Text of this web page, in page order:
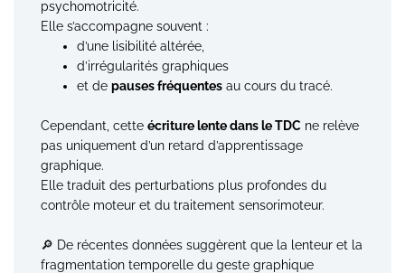
psychomotricité.
Elle s’accompagne souvent :
d’une lisibilité altérée,
d’irrégularités graphiques
et de pauses fréquentes au cours du tracé.
Cependant, cette écriture lente dans le TDC ne relève
pas uniquement d’un retard d’apprentissage
graphique.
Elle traduit des perturbations plus profondes du
contrôle moteur et du traitement sensorimoteur.
🔎 De récentes données suggèrent que la lenteur et la
fragmentation temporelle du geste graphique